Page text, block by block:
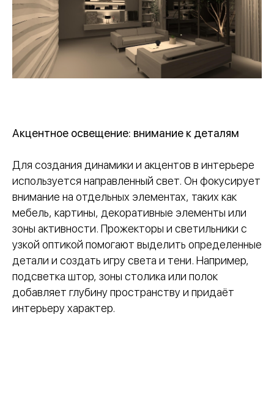
Акцентное освещение: внимание к деталям
Для создания динамики и акцентов в интерьере
используется направленный свет. Он фокусирует
внимание на отдельных элементах, таких как
мебель, картины, декоративные элементы или
зоны активности. Прожекторы и светильники с
узкой оптикой помогают выделить определенные
детали и создать игру света и тени. Например,
подсветка штор, зоны столика или полок
добавляет глубину пространству и придаёт
интерьеру характер.